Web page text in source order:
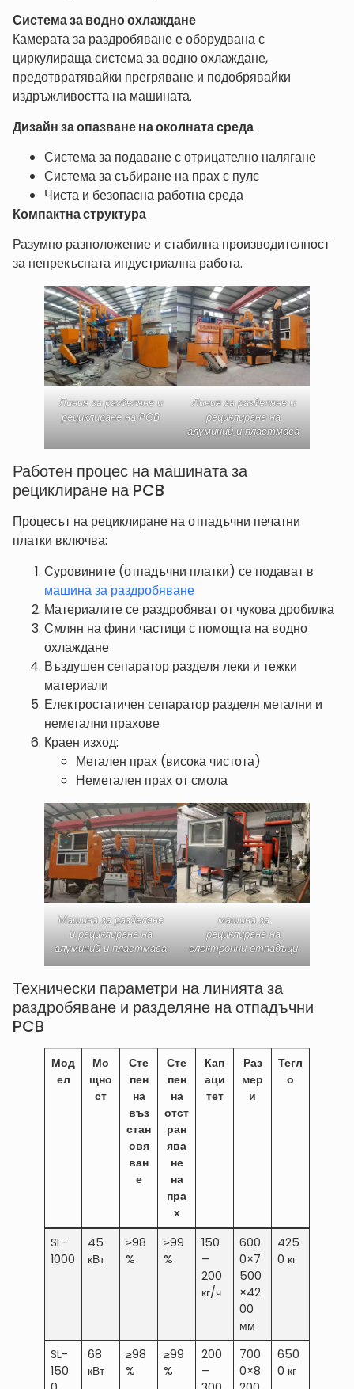
Система за водно охлаждане
Камерата за раздробяване е оборудвана с
циркулираща система за водно охлаждане,
предотвратявайки прегряване и подобрявайки
издръжливостта на машината.
Дизайн за опазване на околната среда
Система за подаване с отрицателно налягане
Система за събиране на прах с пулс
Чиста и безопасна работна среда
Компактна структура
Разумно разположение и стабилна производителност
за непрекъсната индустриална работа.
Линия за разделяне и
рециклиране на PCB
Линия за разделяне и
рециклиране на
алуминий и пластмаса
Работен процес на машината за
рециклиране на PCB
Процесът на рециклиране на отпадъчни печатни
платки включва:
Суровините (отпадъчни платки) се подават в
машина за раздробяване
Материалите се раздробяват от чукова дробилка
Смлян на фини частици с помощта на водно
охлаждане
Въздушен сепаратор разделя леки и тежки
материали
Електростатичен сепаратор разделя метални и
неметални прахове
Краен изход:
Метален прах (висока чистота)
Неметален прах от смола
Машина за разделяне
и рециклиране на
алуминий и пластмаса
машина за
рециклиране на
електронни отпадъци
Технически параметри на линията за
раздробяване и разделяне на отпадъчни
PCB
Мод
ел
Мо
щно
ст
Сте
пен
на
въз
стан
овя
ван
е
Сте
пен
на
отст
ран
ява
не
на
пра
х
Кап
аци
тет
Раз
мер
и
Тегл
о
SL-
1000
45
кВт
≥98
%
≥99
%
150
–
200
кг/ч
600
0×7
500
×42
00
мм
425
0 кг
SL-
150
68
кВт
≥98
%
≥99
%
200
–
700
0×8
650
0 кг